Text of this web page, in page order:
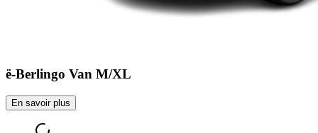
ë-Berlingo Van M/XL
En savoir plus